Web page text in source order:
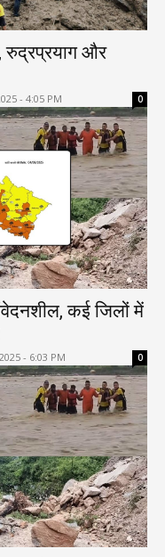
रुद्रप्रयाग और
- 4:05 PM 0
कई जिलों में
- 6:03 PM 0